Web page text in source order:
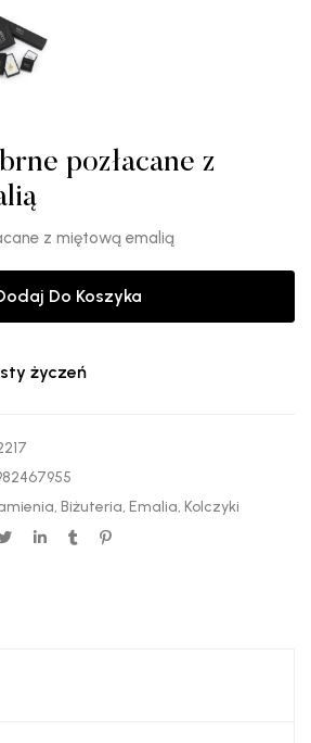
pozłacane z
z miętową emalią
Do Koszyka
życzeń
, Biżuteria, Emalia, Kolczyki